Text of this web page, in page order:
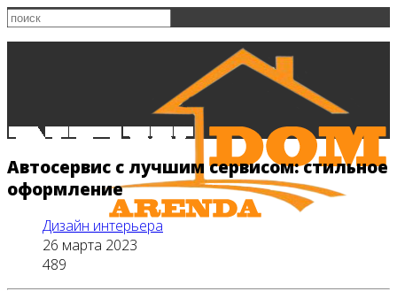
Автосервис с лучшим сервисом: стильное
оформление
Дизайн интерьера
26 марта 2023
489